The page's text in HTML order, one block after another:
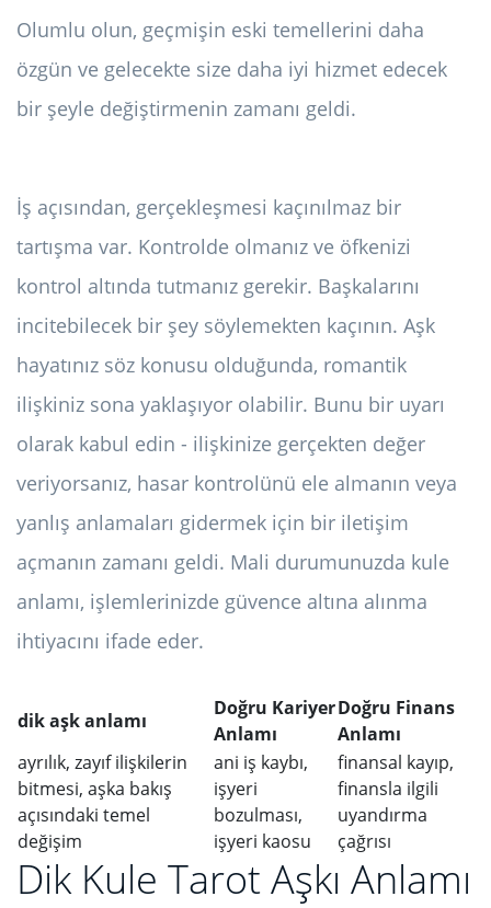
Olumlu olun, geçmişin eski temellerini daha
özgün ve gelecekte size daha iyi hizmet edecek
bir şeyle değiştirmenin zamanı geldi.
İş açısından, gerçekleşmesi kaçınılmaz bir
tartışma var. Kontrolde olmanız ve öfkenizi
kontrol altında tutmanız gerekir. Başkalarını
incitebilecek bir şey söylemekten kaçının. Aşk
hayatınız söz konusu olduğunda, romantik
ilişkiniz sona yaklaşıyor olabilir. Bunu bir uyarı
olarak kabul edin - ilişkinize gerçekten değer
veriyorsanız, hasar kontrolünü ele almanın veya
yanlış anlamaları gidermek için bir iletişim
açmanın zamanı geldi. Mali durumunuzda kule
anlamı, işlemlerinizde güvence altına alınma
ihtiyacını ifade eder.
dik aşk anlamı
Doğru Kariyer
Anlamı
Doğru Finans
Anlamı
ayrılık, zayıf ilişkilerin
bitmesi, aşka bakış
açısındaki temel
değişim
ani iş kaybı,
işyeri
bozulması,
işyeri kaosu
finansal kayıp,
finansla ilgili
uyandırma
çağrısı
Dik Kule Tarot Aşkı Anlamı